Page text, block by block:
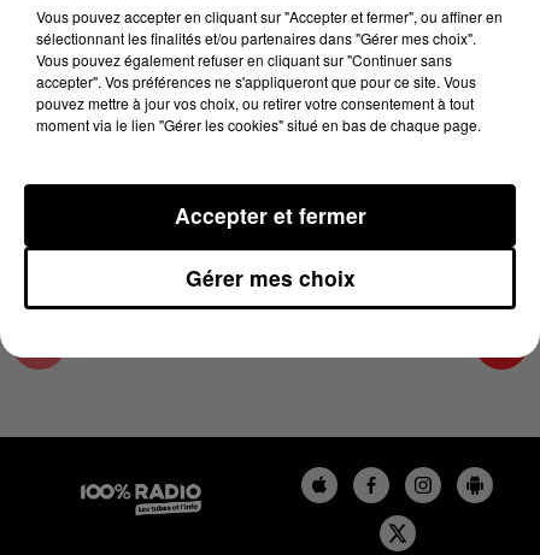
17 avril 2024 - 4 min 24 sec
LES INFOS DE L'HÉRAULT DU 17/04/2024 À
07H00
Podcasts infos de l'Hérault
Vous pouvez accepter en cliquant sur "Accepter et fermer", ou affiner en
sélectionnant les finalités et/ou partenaires dans "Gérer mes choix".
Vous pouvez également refuser en cliquant sur "Continuer sans
accepter". Vos préférences ne s'appliqueront que pour ce site. Vous
pouvez mettre à jour vos choix, ou retirer votre consentement à tout
moment via le lien "Gérer les cookies" situé en bas de chaque page.
Gérer mes choix
Accepter et fermer